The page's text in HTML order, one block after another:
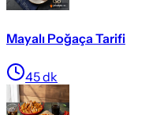
Mayalı Poğaça Tarifi
45dk